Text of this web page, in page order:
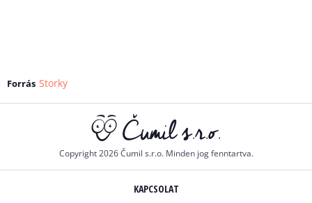
Forrás Storky
Copyright 2026 Čumil s.r.o. Minden jog fenntartva.
KAPCSOLAT